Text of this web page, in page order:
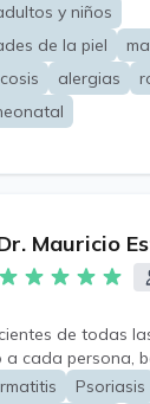
y niños
de la piel
alergias
Mauricio
de todas
cada persona,
limitaciones
Psoriasis